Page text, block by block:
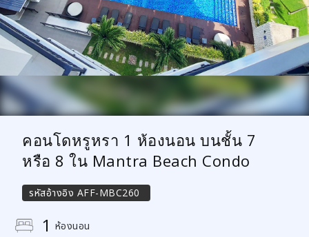
คอนโดหรูหรา 1 ห้องนอน บนชั้น 7
หรือ 8 ใน Mantra Beach Condo
รหัสอ้างอิง AFF-MBC260
1 ห้องนอน